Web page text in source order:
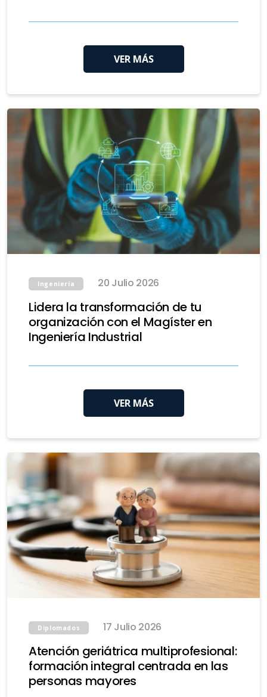
VER MÁS
Ingeniería 20 Julio 2026
Lidera la transformación de tu
organización con el Magíster en
Ingeniería Industrial
VER MÁS
Diplomados 17 Julio 2026
Atención geriátrica multiprofesional:
formación integral centrada en las
personas mayores